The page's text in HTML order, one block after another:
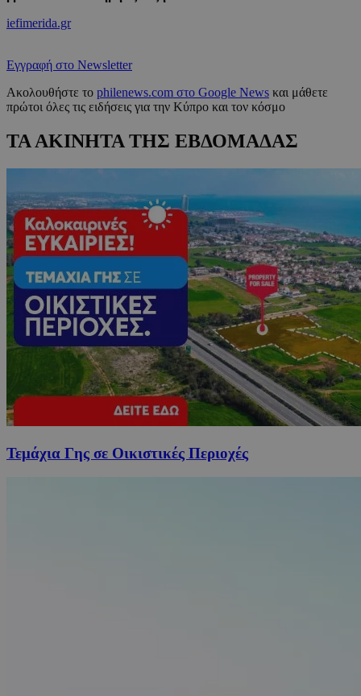
iefimerida.gr
Εγγραφή στο Newsletter
Ακολουθήστε το philenews.com στο Google News και μάθετε
πρώτοι όλες τις ειδήσεις για την Κύπρο και τον κόσμο
ΤΑ ΑΚΙΝΗΤΑ ΤΗΣ ΕΒΔΟΜΑΔΑΣ
Τεμάχια Γης σε Οικιστικές Περιοχές